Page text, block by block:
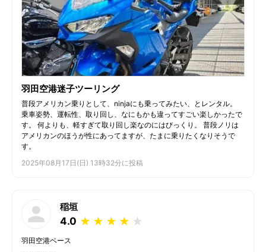
羽田空港迷子ツーリング
普段アメリカン乗りとして、ninjaにも乗ってみたい、とレンタル。
乗車姿勢、運転性、取り回し、なにもかも違ってすごい楽しかったで
す。 何よりも、軽すぎて取り回し楽なのにはびっくり。 普段ノリは
アメリカンのほうが性にあってますが、たまに乗りたくなりそうで
す。
2025年08月17日(日) 13時32分に投稿
稲垣
4.0 ★
★
★
★
★
羽田空港ベース